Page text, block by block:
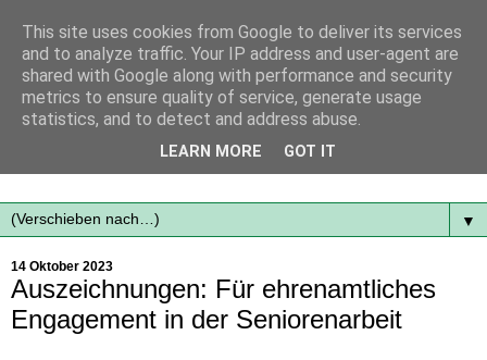
Mit frischen Themen aus der Region immer auf dem
▼
14 Oktober 2023
Auszeichnungen: Für ehrenamtliches
Engagement in der Seniorenarbeit
This site uses cookies from Google to deliver its services
and to analyze traffic. Your IP address and user-agent are
shared with Google along with performance and security
metrics to ensure quality of service, generate usage
statistics, and to detect and address abuse.
LEARN MORE GOT IT